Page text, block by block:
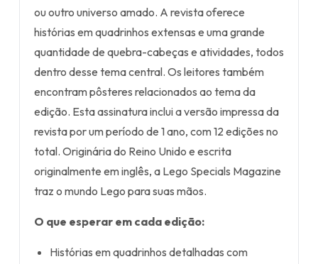
ou outro universo amado. A revista oferece
histórias em quadrinhos extensas e uma grande
quantidade de quebra-cabeças e atividades, todos
dentro desse tema central. Os leitores também
encontram pôsteres relacionados ao tema da
edição. Esta assinatura inclui a versão impressa da
revista por um período de 1 ano, com 12 edições no
total. Originária do Reino Unido e escrita
originalmente em inglês, a Lego Specials Magazine
traz o mundo Lego para suas mãos.
O que esperar em cada edição:
Histórias em quadrinhos detalhadas com